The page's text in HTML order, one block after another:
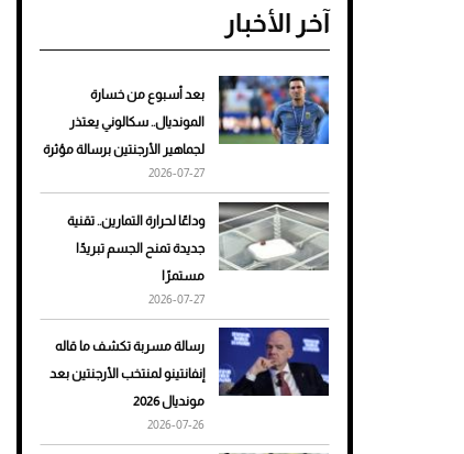
تمنحك فخامة استثنائية
هوى الأبطال
أفضل تدريج للشعر الطويل
لإطلالة جريئة وعصرية
للرجال
آخر الأخبار
بعد أسبوع من خسارة
المونديال.. سكالوني يعتذر
لجماهير الأرجنتين برسالة مؤثرة
2026-07-27
وداعًا لحرارة التمارين.. تقنية
جديدة تمنح الجسم تبريدًا
مستمرًا
2026-07-27
رسالة مسربة تكشف ما قاله
إنفانتينو لمنتخب الأرجنتين بعد
مونديال 2026
2026-07-26